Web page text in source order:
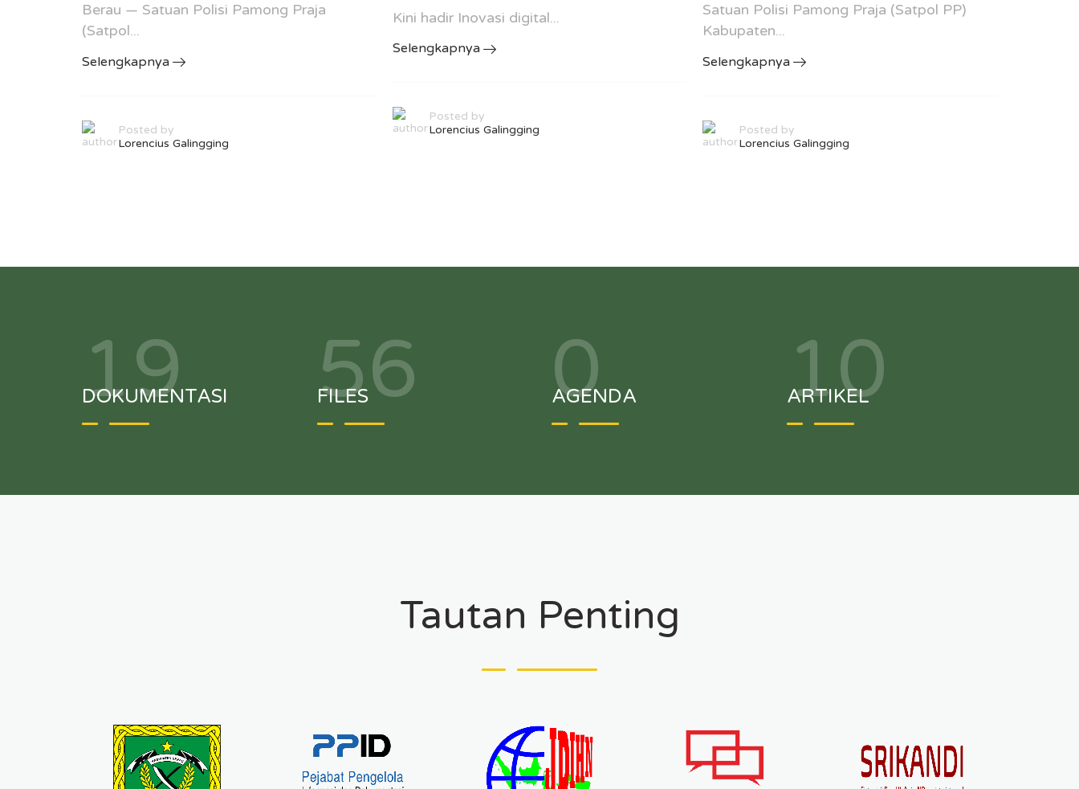
Berau — Satuan Polisi Pamong Praja
(Satpol...
Selengkapnya
Posted by
Lorencius Galingging
Kini hadir Inovasi digital...
Selengkapnya
Posted by
Lorencius Galingging
Satuan Polisi Pamong Praja (Satpol PP)
Kabupaten...
Selengkapnya
Posted by
Lorencius Galingging
19
DOKUMENTASI 56
FILES 0
AGENDA 10
ARTIKEL
Tautan Penting